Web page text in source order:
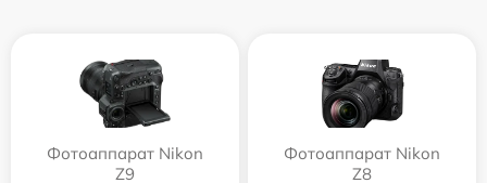
Фотоаппарат Nikon
Z9
Фотоаппарат Nikon
Z8